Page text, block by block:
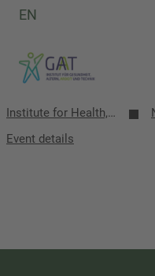
EN
Institute for Health, Aging, Work and Technology (GAT)
Event details